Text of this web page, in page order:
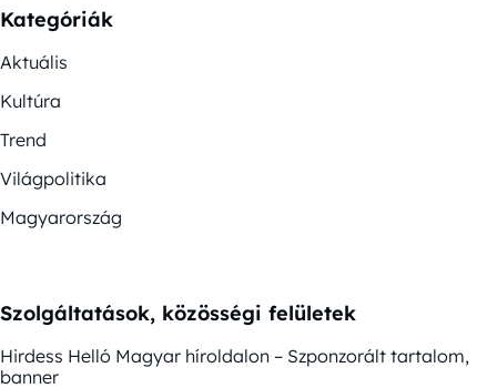
Kategóriák
Aktuális
Kultúra
Trend
Világpolitika
Magyarország
Szolgáltatások, közösségi felületek
Hirdess Helló Magyar híroldalon – Szponzorált tartalom,
banner